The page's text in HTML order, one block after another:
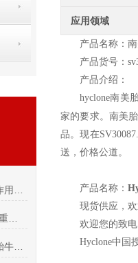
应用领域
产品名称：
产品货号：
产品介绍：
hyclone南美
家的要求。南美
品。现在
送，价格公道。
产品名称：
现货供应，
欢迎您的
Hyclone中国